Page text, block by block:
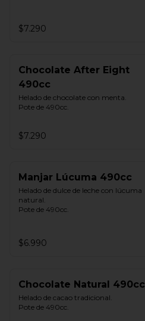
**FOTO REFERENCIAL**
$7.290
Chocolate After Eight
490cc
Helado de chocolate con menta.
Pote de 490cc.
$7.290
Manjar Lúcuma 490cc
Helado de dulce de leche con lúcuma
natural.
Pote de 490cc.
$6.990
Chocolate Natural 490cc
Helado de cacao tradicional.
Pote de 490cc.